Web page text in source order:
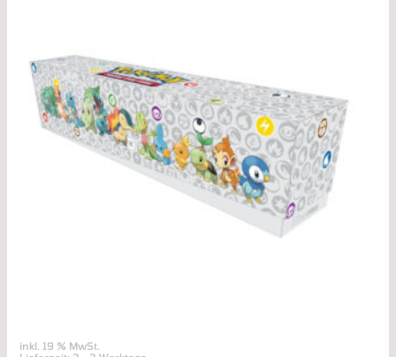
inkl. 19 % MwSt.